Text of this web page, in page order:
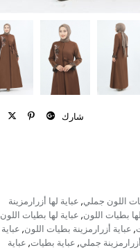
شارك
اللون جملي, عباية لها أزرارمزينة
بطيات اللون, عباية لها بطيات اللون
, عباية أزرارمزينة بطيات اللون, عباية
جملي, عباية بطيات, عباية